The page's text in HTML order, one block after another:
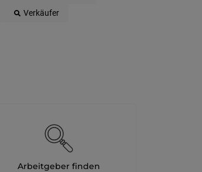
Verkäufer
Arbeitgeber finden